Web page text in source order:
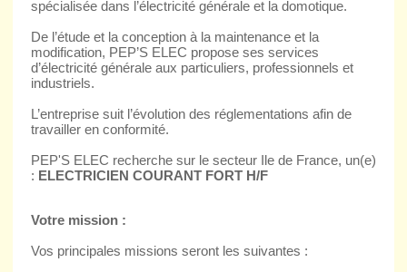
spécialisée dans l’électricité générale et la domotique.
De l’étude et la conception à la maintenance et la
modification, PEP’S ELEC propose ses services
d’électricité générale aux particuliers, professionnels et
industriels.
L’entreprise suit l’évolution des réglementations afin de
travailler en conformité.
PEP'S ELEC recherche sur le secteur Ile de France, un(e)
: ELECTRICIEN COURANT FORT H/F
Votre mission :
Vos principales missions seront les suivantes :